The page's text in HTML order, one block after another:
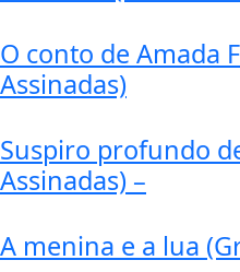
O conto de Amada
Assinadas)
Suspiro profundo
Assinadas) –
A menina e a lua